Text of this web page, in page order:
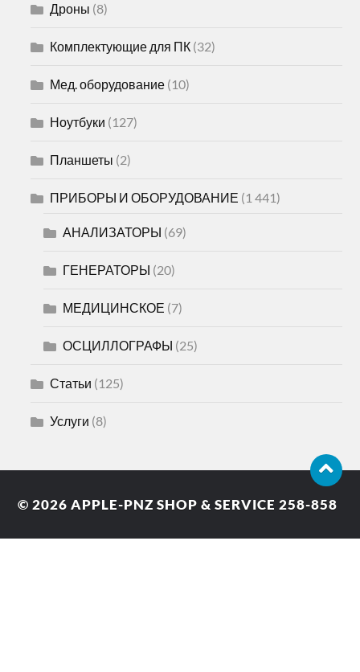
Дроны (8)
Комплектующие для ПК (32)
Мед. оборудование (10)
Ноутбуки (127)
Планшеты (2)
ПРИБОРЫ И ОБОРУДОВАНИЕ (1 441)
АНАЛИЗАТОРЫ (69)
ГЕНЕРАТОРЫ (20)
МЕДИЦИНСКОЕ (7)
ОСЦИЛЛОГРАФЫ (25)
Статьи (125)
Услуги (8)
© 2026APPLE-PNZ SHOP & SERVICE 258-858